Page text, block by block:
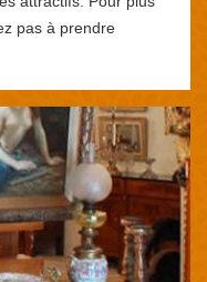
pas à prendre